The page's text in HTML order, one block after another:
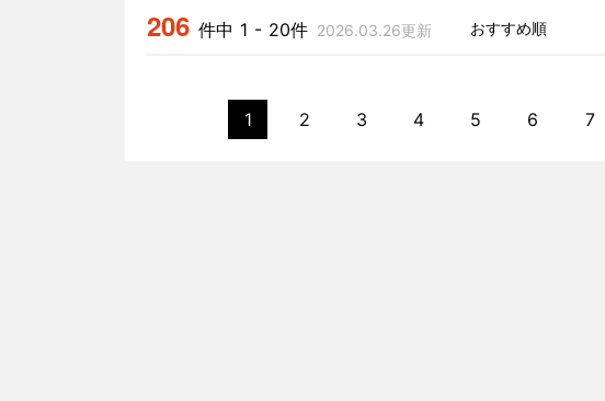
206 件中 1 - 20件 2026.03.26更新
1 2 3 4 5 6 7